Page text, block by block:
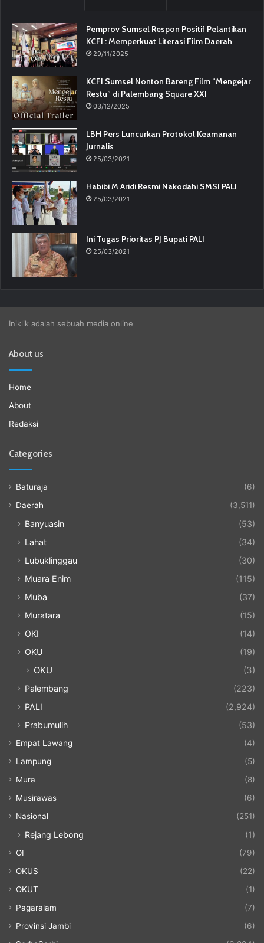
Pemprov Sumsel Respon Positif Pelantikan
KCFI : Memperkuat Literasi Film Daerah
29/11/2025
KCFI Sumsel Nonton Bareng Film “Mengejar
Restu” di Palembang Square XXI
03/12/2025
LBH Pers Luncurkan Protokol Keamanan
Jurnalis
25/03/2021
Habibi M Aridi Resmi Nakodahi SMSI PALI
25/03/2021
Ini Tugas Prioritas PJ Bupati PALI
25/03/2021
Iniklik adalah sebuah media online
About us
Home
About
Redaksi
Categories
Baturaja
(6)
Daerah
(3,511)
Banyuasin
(53)
Lahat
(34)
Lubuklinggau
(30)
Muara Enim
(115)
Muba
(37)
Muratara
(15)
OKI
(14)
OKU
(19)
OKU (3)
Palembang
(223)
PALI
(2,924)
Prabumulih
(53)
Empat Lawang
(4)
Lampung
(5)
Mura
(8)
Musirawas
(6)
Nasional
(251)
Rejang Lebong (1)
OI
(79)
OKUS
(22)
OKUT
(1)
Pagaralam
(7)
Provinsi Jambi
(6)